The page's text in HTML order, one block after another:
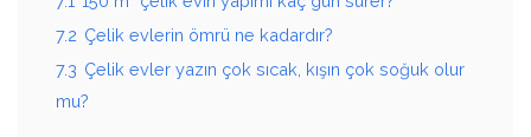
7.2 Çelik evlerin ömrü ne kadardır?
7.3 Çelik evler yazın çok sıcak, kışın çok soğuk olur
mu?